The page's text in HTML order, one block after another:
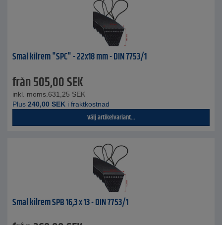
Smal kilrem "SPC" - 22x18 mm - DIN 7753/1
från505,00SEK
inkl. moms. 631,25 SEK
Plus 240,00 SEK i fraktkostnad
Välj artikelvariant...
Smal kilrem SPB 16,3 x 13 - DIN 7753/1